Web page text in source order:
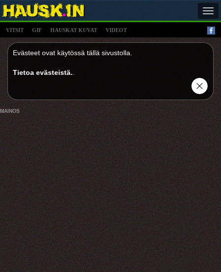
VITSIT GIF HAUSKAT KUVAT VIDEOT
Evästeet ovat käytössä tällä sivustolla.
Tietoa evästeistä.
MAINOS